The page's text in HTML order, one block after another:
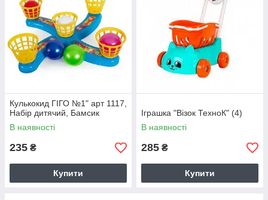
Кулькокид ГІГО №1" арт 1117,
Набір дитячий, Бамсик
В наявності
235 ₴
Купити
Іграшка "Візок ТехноК" (4)
В наявності
285 ₴
Купити